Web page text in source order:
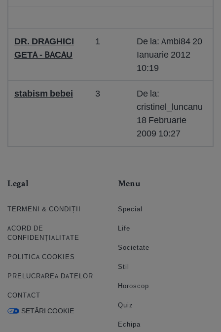
DR. DRAGHICI
GETA - BACAU
1
De la: Ambi84 20
Ianuarie 2012
10:19
stabism bebei 3
De la:
cristinel_luncanu
18 Februarie
2009 10:27
Legal
TERMENI & CONDIȚII
ACORD DE
CONFIDENȚIALITATE
POLITICA COOKIES
PRELUCRAREA DATELOR
CONTACT
SETĂRI COOKIE
Menu
Special
Life
Societate
Stil
Horoscop
Quiz
Echipa